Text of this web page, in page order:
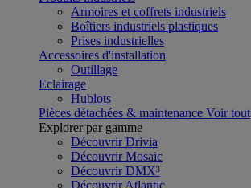
Armoires et coffrets industriels
Boîtiers industriels plastiques
Prises industrielles
Accessoires d'installation
Outillage
Eclairage
Hublots
Pièces détachées & maintenance Voir tout
Explorer par gamme
Découvrir Drivia
Découvrir Mosaic
Découvrir DMX³
Découvrir Atlantic